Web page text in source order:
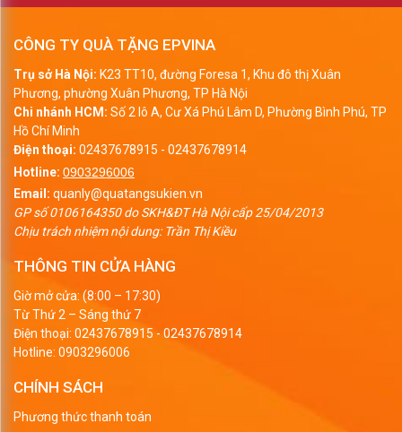
CÔNG TY QUÀ TẶNG EPVINA
Trụ sở Hà Nội: K23 TT10, đường Foresa 1, Khu đô thị Xuân
Phương, phường Xuân Phương, TP Hà Nội
Chi nhánh HCM: Số 2 lô A, Cư Xá Phú Lâm D, Phường Bình Phú, TP
Hồ Chí Minh
Điện thoại: 02437678915 - 02437678914
Hotline: 0903296006
Email: quanly@quatangsukien.vn
GP số 0106164350 do SKH&ĐT Hà Nội cấp 25/04/2013
Chịu trách nhiệm nội dung: Trần Thị Kiều
THÔNG TIN CỬA HÀNG
Giờ mở cửa: (8:00 – 17:30)
Từ Thứ 2 – Sáng thứ 7
Điện thoại: 02437678915 - 02437678914
Hotline: 0903296006
CHÍNH SÁCH
Phương thức thanh toán